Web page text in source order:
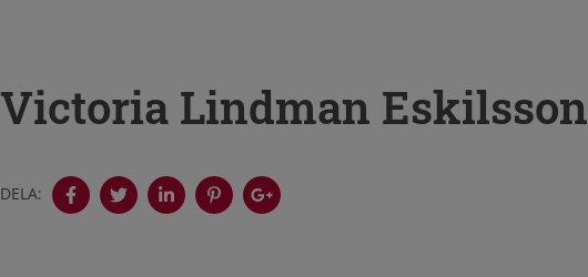
Victoria Lindman Eskilsson
DELA: